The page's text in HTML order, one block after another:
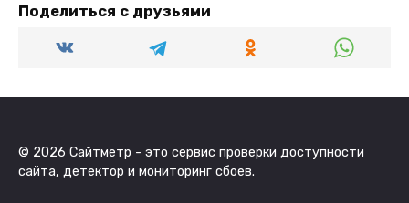
Поделиться с друзьями
© 2026 Сайтметр - это сервис проверки доступности
сайта, детектор и мониторинг сбоев.